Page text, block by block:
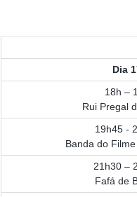
Dia
18h –
Rui Pregal
19h45 -
Banda do Filme
21h30 –
Fafá de